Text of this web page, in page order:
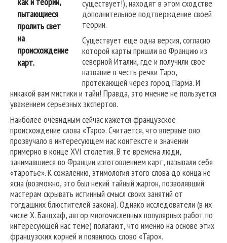
пытающиеся
пролить свет
на
происхождение
карт.
существует!), находят в этом сходстве
дополнительное подтверждение своей
теории.
Существует еще одна версия, согласно
которой карты пришли во Францию из
северной Италии, где и получили свое
название в честь речки Таро,
протекающей через город Парма. И
никакой вам мистики и тайн! Правда, это мнение не пользуется
уважением серьезных экспертов.
Наиболее очевидным сейчас кажется французское
происхождение слова «Таро». Считается, что впервые оно
прозвучало в интересующем нас контексте и значении
примерно в конце XVI столетия. В те времена люди,
занимавшиеся во Франции изготовлением карт, называли себя
«таротье». К сожалению, этимология этого слова до конца не
ясна (возможно, это был некий тайный жаргон, позволявший
мастерам скрывать истинный смысл своих занятий от
тогдашних блюстителей закона). Однако исследователи (в их
числе X. Банцхаф, автор многочисленных популярных работ по
интересующей нас теме) полагают, что именно на основе этих
французских корней и появилось слово «Таро».